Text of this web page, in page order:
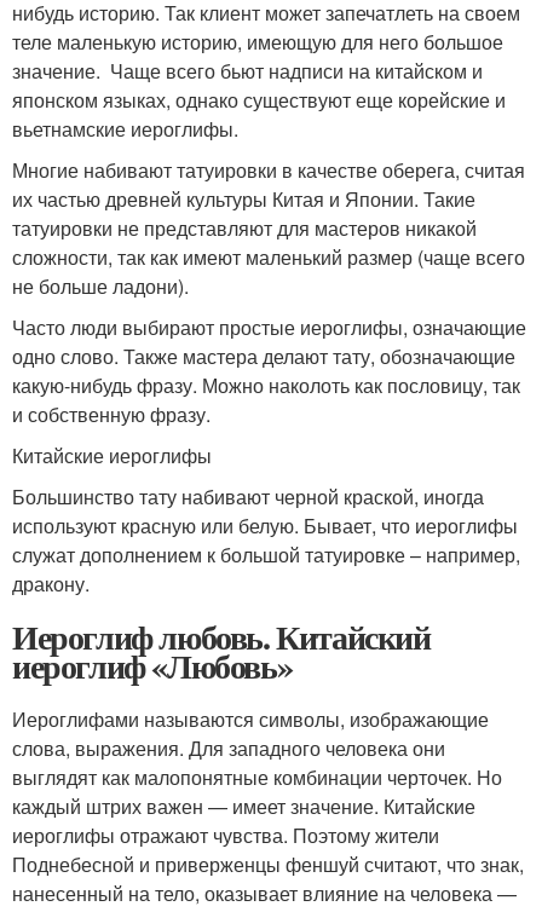
нибудь историю. Так клиент может запечатлеть на своем
теле маленькую историю, имеющую для него большое
значение. Чаще всего бьют надписи на китайском и
японском языках, однако существуют еще корейские и
вьетнамские иероглифы.
Многие набивают татуировки в качестве оберега, считая
их частью древней культуры Китая и Японии. Такие
татуировки не представляют для мастеров никакой
сложности, так как имеют маленький размер (чаще всего
не больше ладони).
Часто люди выбирают простые иероглифы, означающие
одно слово. Также мастера делают тату, обозначающие
какую-нибудь фразу. Можно наколоть как пословицу, так
и собственную фразу.
Китайские иероглифы
Большинство тату набивают черной краской, иногда
используют красную или белую. Бывает, что иероглифы
служат дополнением к большой татуировке – например,
дракону.
Иероглиф любовь. Китайский
иероглиф «Любовь»
Иероглифами называются символы, изображающие
слова, выражения. Для западного человека они
выглядят как малопонятные комбинации черточек. Но
каждый штрих важен — имеет значение. Китайские
иероглифы отражают чувства. Поэтому жители
Поднебесной и приверженцы феншуй считают, что знак,
нанесенный на тело, оказывает влияние на человека —